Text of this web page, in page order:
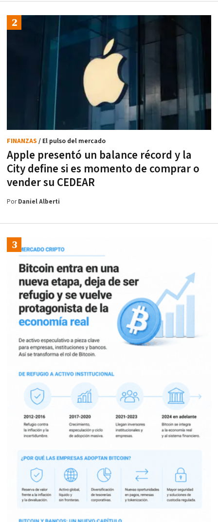
Apple presentó un balance récord y la
City define si es momento de comprar o
vender su CEDEAR
FINANZAS / El pulso del mercado
PorDaniel Alberti